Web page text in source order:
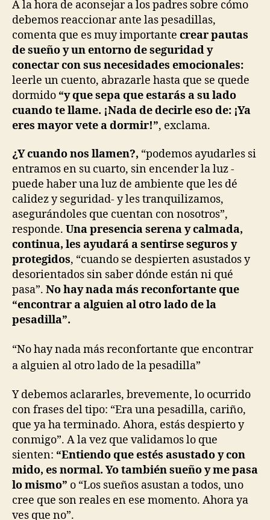
A la hora de aconsejar a los padres sobre cómo
debemos reaccionar ante las pesadillas,
comenta que es muy importante crear pautas
de sueño y un entorno de seguridad y
conectar con sus necesidades emocionales:
leerle un cuento, abrazarle hasta que se quede
dormido “y que sepa que estarás a su lado
cuando te llame. ¡Nada de decirle eso de: ¡Ya
eres mayor vete a dormir!”, exclama.
¿Y cuando nos llamen?, “podemos ayudarles si
entramos en su cuarto, sin encender la luz -
puede haber una luz de ambiente que les dé
calidez y seguridad- y les tranquilizamos,
asegurándoles que cuentan con nosotros”,
responde. Una presencia serena y calmada,
continua, les ayudará a sentirse seguros y
protegidos, “cuando se despierten asustados y
desorientados sin saber dónde están ni qué
pasa”. No hay nada más reconfortante que
“encontrar a alguien al otro lado de la
pesadilla”.
“No hay nada más reconfortante que encontrar
a alguien al otro lado de la pesadilla”
Y debemos aclararles, brevemente, lo ocurrido
con frases del tipo: “Era una pesadilla, cariño,
que ya ha terminado. Ahora, estás despierto y
conmigo”. A la vez que validamos lo que
sienten: “Entiendo que estés asustado y con
mido, es normal. Yo también sueño y me pasa
lo mismo” o “Los sueños asustan a todos, uno
cree que son reales en ese momento. Ahora ya
ves que no”.